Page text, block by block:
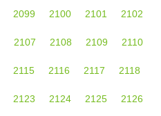
2099 2100 2101 2102
2107 2108 2109 2110
2115 2116 2117 2118
2123 2124 2125 2126